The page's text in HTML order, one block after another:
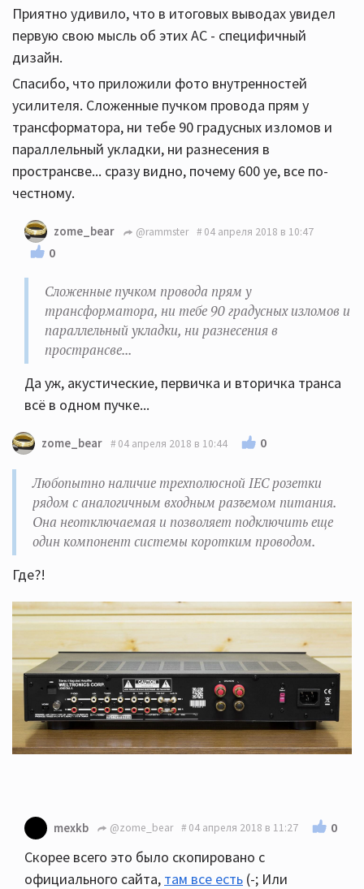
Приятно удивило, что в итоговых выводах увидел
первую свою мысль об этих АС - специфичный
дизайн.
Спасибо, что приложили фото внутренностей
усилителя. Сложенные пучком провода прям у
трансформатора, ни тебе 90 градусных изломов и
параллельный укладки, ни разнесения в
пространсве... сразу видно, почему 600 уе, все по-
честному.
zome_bear @rammster 04 апреля 2018 в 10:47
0
Сложенные пучком провода прям у
трансформатора, ни тебе 90 градусных изломов и
параллельный укладки, ни разнесения в
пространсве...
Да уж, акустические, первичка и вторичка транса
всё в одном пучке...
zome_bear 04 апреля 2018 в 10:44 0
Любопытно наличие трехполюсной IEC розетки
рядом с аналогичным входным разъемом питания.
Она неотключаемая и позволяет подключить еще
один компонент системы коротким проводом.
Где?!
mexkb @zome_bear 04 апреля 2018 в 11:27 0
Скорее всего это было скопировано с
официального сайта, там все есть (-; Или